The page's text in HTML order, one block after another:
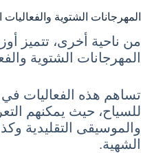
المهرجانات الشتوية والفعاليات
من ناحية أخرى، تتميز
المهرجانات الشتوية
تساهم هذه الفعاليات
للسياح، حيث يمكنهم
والموسيقى التقليدية
الشهية.